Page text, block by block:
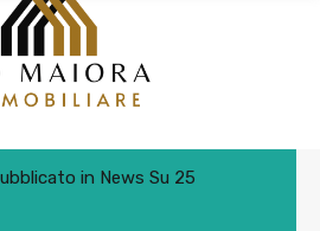
si rivale sul
in News Su 25